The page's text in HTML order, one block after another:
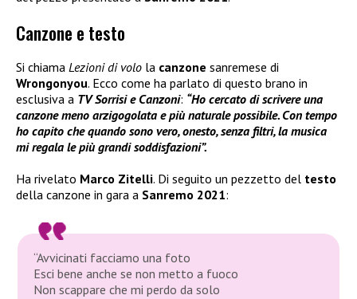
Canzone e testo
Si chiama Lezioni di volo la canzone sanremese di
Wrongonyou. Ecco come ha parlato di questo brano in
esclusiva a TV Sorrisi e Canzoni: “Ho cercato di scrivere una
canzone meno arzigogolata e più naturale possibile. Con tempo
ho capito che quando sono vero, onesto, senza filtri, la musica
mi regala le più grandi soddisfazioni”.
Ha rivelato Marco Zitelli. Di seguito un pezzetto del testo
della canzone in gara a Sanremo 2021:
“Avvicinati facciamo una foto
Esci bene anche se non metto a fuoco
Non scappare che mi perdo da solo